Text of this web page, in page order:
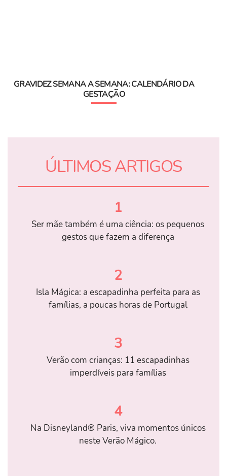
GRAVIDEZ SEMANA A SEMANA: CALENDÁRIO DA
GESTAÇÃO
ÚLTIMOS ARTIGOS
1
Ser mãe também é uma ciência: os pequenos
gestos que fazem a diferença
2
Isla Mágica: a escapadinha perfeita para as
famílias, a poucas horas de Portugal
3
Verão com crianças: 11 escapadinhas
imperdíveis para famílias
4
Na Disneyland® Paris, viva momentos únicos
neste Verão Mágico.